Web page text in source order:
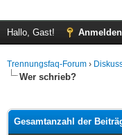
Hallo, Gast! Anmelden
Trennungsfaq-Forum ›
Wer schrieb?
Gesamtanzahl der